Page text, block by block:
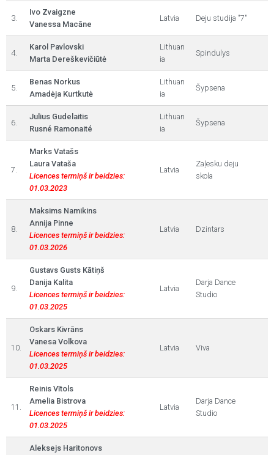
3.
Ivo Zvaigzne
Vanessa Macāne
Latvia Deju studija "7"
4.
Karol Pavlovski
Marta Dereškevičiūtė
Lithuan
ia
Spindulys
5.
Benas Norkus
Amadėja Kurtkutė
Lithuan
ia
Šypsena
6.
Julius Gudelaitis
Rusné Ramonaité
Lithuan
ia
Šypsena
7.
Marks Vatašs
Laura Vataša
Licences termiņš ir beidzies:
01.03.2023
Latvia
Zaļesku deju
skola
8.
Maksims Namikins
Annija Pinne
Licences termiņš ir beidzies:
01.03.2026
Latvia Dzintars
9.
Gustavs Gusts Kātiņš
Danija Kalita
Licences termiņš ir beidzies:
01.03.2025
Latvia
Darja Dance
Studio
10.
Oskars Kivrāns
Vanesa Volkova
Licences termiņš ir beidzies:
01.03.2025
Latvia Viva
11.
Reinis Vītols
Amelia Bistrova
Licences termiņš ir beidzies:
01.03.2025
Latvia
Darja Dance
Studio
Aleksejs Haritonovs